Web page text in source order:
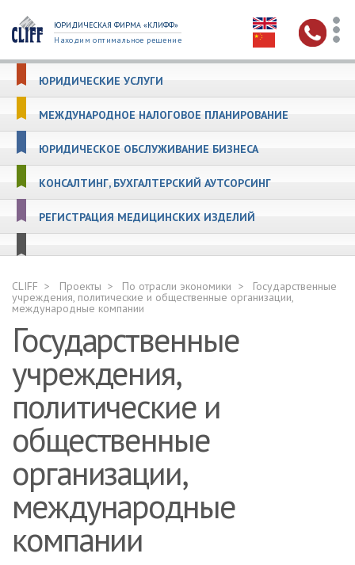
ЮРИДИЧЕСКАЯ ФИРМА «КЛИФФ»
Находим оптимальное решение
ЮРИДИЧЕСКИЕ УСЛУГИ
МЕЖДУНАРОДНОЕ НАЛОГОВОЕ ПЛАНИРОВАНИЕ
ЮРИДИЧЕСКОЕ ОБСЛУЖИВАНИЕ БИЗНЕСА
КОНСАЛТИНГ, БУХГАЛТЕРСКИЙ АУТСОРСИНГ
РЕГИСТРАЦИЯ МЕДИЦИНСКИХ ИЗДЕЛИЙ
CLIFF Проекты По отрасли экономики Государственные
учреждения, политические и общественные организации,
международные компании
Государственные
учреждения,
политические и
общественные
организации,
международные
компании